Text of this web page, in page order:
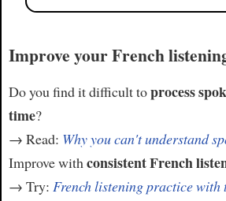
Improve your French
Do you find it difficult toprocess
time?
→ Read: Why you can't understand
Improve withconsistent French
→ Try: French listening practice with